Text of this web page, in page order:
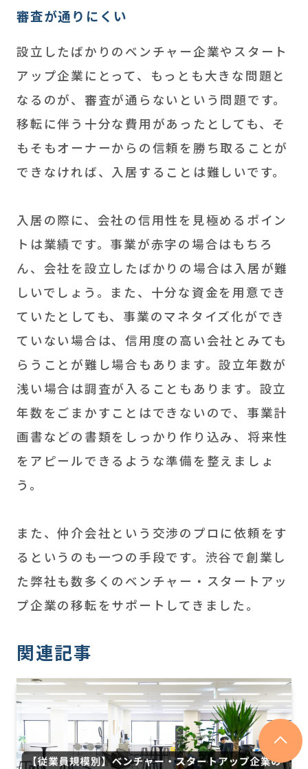
審査が通りにくい
設立したばかりのベンチャー企業やスタート
アップ企業にとって、もっとも大きな問題と
なるのが、審査が通らないという問題です。
移転に伴う十分な費用があったとしても、そ
もそもオーナーからの信頼を勝ち取ることが
できなければ、入居することは難しいです。
入居の際に、会社の信用性を見極めるポイン
トは業績です。事業が赤字の場合はもちろ
ん、会社を設立したばかりの場合は入居が難
しいでしょう。また、十分な資金を用意でき
ていたとしても、事業のマネタイズ化ができ
ていない場合は、信用度の高い会社とみても
らうことが難し場合もあります。設立年数が
浅い場合は調査が入ることもあります。設立
年数をごまかすことはできないので、事業計
画書などの書類をしっかり作り込み、将来性
をアピールできるような準備を整えましょ
う。
また、仲介会社という交渉のプロに依頼をす
るというのも一つの手段です。渋谷で創業し
た弊社も数多くのベンチャー・スタートアッ
プ企業の移転をサポートしてきました。
関連記事